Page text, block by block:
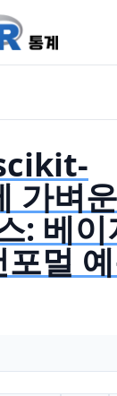
가벼
: 베이
포멀